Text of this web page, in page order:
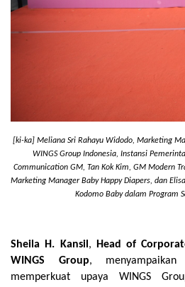
[ki-ka] Meliana Sri Rahayu Widodo, Marketing
WINGS Group Indonesia, Instansi
Communication GM, Tan Kok Kim, GM Modern
Marketing Manager Baby Happy Diapers, dan
Kodomo Baby dalam Program
Sheila H. Kansil ,
Head of
WINGS Group,
memperkuat upaya WINGS